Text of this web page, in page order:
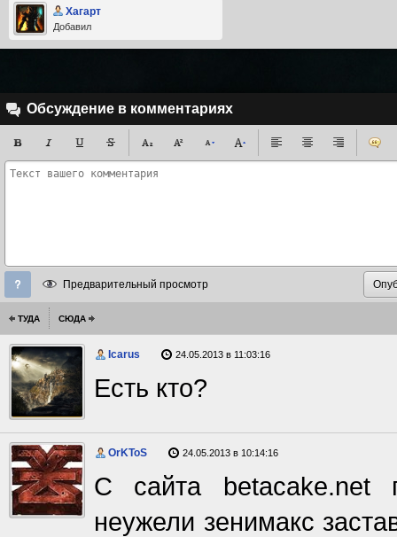
Хагарт
Добавил
Обсуждение в комментариях
Предварительный просмотр
ТУДА СЮДА
Icarus 24.05.2013 в 11:03:16
Есть кто?
OrKToS 24.05.2013 в 10:14:16
С сайта
неужели зенимакс